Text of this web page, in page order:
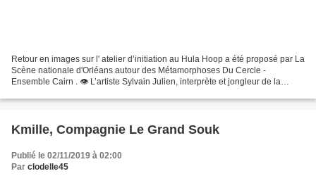
Retour en images sur l' atelier d’initiation au Hula Hoop a été proposé par La
Scène nationale d'Orléans autour des Métamorphoses Du Cercle -
Ensemble Cairn . 👁 L’artiste Sylvain Julien, interprète et jongleur de la
Kmille, Compagnie Le Grand Souk
Publié le 02/11/2019 à 02:00
Par clodelle45